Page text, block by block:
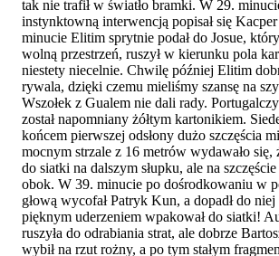
tak nie trafił w światło bramki. W 29.
instynktowną interwencją popisał się
minucie Elitim sprytnie podał do Josue,
wolną przestrzeń, ruszył w kierunku pola
niestety niecelnie. Chwilę później Elitim
rywala, dzięki czemu mieliśmy szansę na
Wszołek z Gualem nie dali rady.
został napomniany żółtym kartonikiem.
końcem pierwszej odsłony dużo szczęścia
mocnym strzale z 16 metrów wydawało się,
do siatki na dalszym słupku, ale na szczęście
obok. W 39. minucie po dośrodkowaniu w
głową wycofał Patryk Kun, a dopadł do
pięknym uderzeniem wpakował do siatki!
ruszyła do odrabiania strat, ale dobrze
wybił na rzut rożny, a po tym stałym